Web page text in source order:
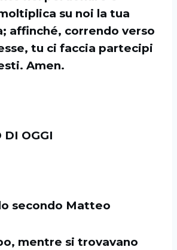
su noi la tua
affinché, correndo verso
tu ci faccia partecipi
Amen.
DI OGGI
secondo Matteo
mentre si trovavano